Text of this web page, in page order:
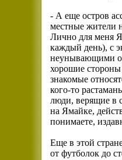
- А еще остров
местные жители
Лично для меня
каждый день), с
неунывающими
хорошие стороны
знакомые
кого-то
люди, верящие в
на Ямайке,
понимаете,
Еще в этой
от футболок до